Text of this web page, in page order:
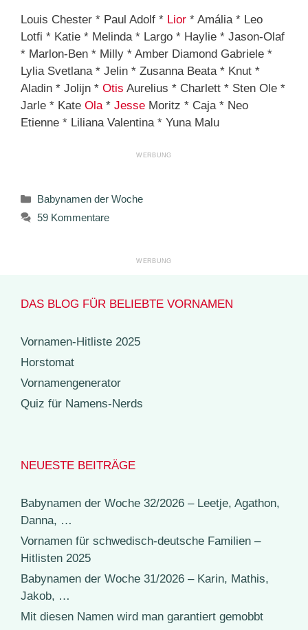
Louis Chester * Paul Adolf * Lior * Amália * Leo
Lotfi * Katie * Melinda * Largo * Haylie * Jason-Olaf
* Marlon-Ben * Milly * Amber Diamond Gabriele *
Lylia Svetlana * Jelin * Zusanna Beata * Knut *
Aladin * Jolijn * Otis Aurelius * Charlett * Sten Ole *
Jarle * Kate Ola* Jesse Moritz * Caja * Neo
Etienne * Liliana Valentina * Yuna Malu
Kategorien
Babynamen der Woche
59 Kommentare
DAS BLOG FÜR BELIEBTE VORNAMEN
Vornamen-Hitliste 2025
Horstomat
Vornamengenerator
Quiz für Namens-Nerds
NEUESTE BEITRÄGE
Babynamen der Woche 32/2026 – Leetje, Agathon,
Danna, …
Vornamen für schwedisch-deutsche Familien –
Hitlisten 2025
Babynamen der Woche 31/2026 – Karin, Mathis,
Jakob, …
Mit diesen Namen wird man garantiert gemobbt